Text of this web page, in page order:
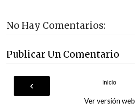
No Hay Comentarios:
Publicar Un Comentario
‹ Inicio
Ver versión web